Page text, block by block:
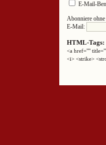
E-Mail-
Abonniere
E-Mail:
HTML-Tags:
<a href=""
<i> <strike>